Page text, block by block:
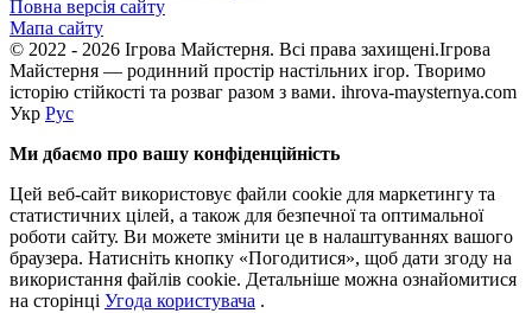
Повна версія сайту
Мапа сайту
© 2022 - 2026 Ігрова Майстерня. Всі права захищені.Ігрова
Майстерня — родинний простір настільних ігор. Творимо
історію стійкості та розваг разом з вами. ihrova-maysternya.com
Укр Рус
Ми дбаємо про вашу конфіденційність
Цей веб-сайт використовує файли cookie для маркетингу та
статистичних цілей, а також для безпечної та оптимальної
роботи сайту. Ви можете змінити це в налаштуваннях вашого
браузера. Натисніть кнопку «Погодитися», щоб дати згоду на
використання файлів cookie. Детальніше можна ознайомитися
на сторінці Угода користувача .